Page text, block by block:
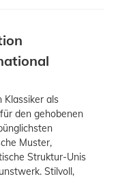
Klassiker als
den gehobenen
Muster,
Struktur-Unis
Stilvoll,